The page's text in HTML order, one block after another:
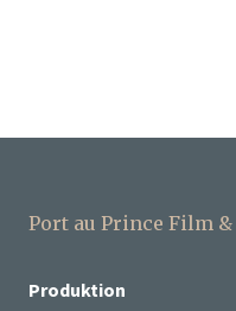
Port au Prince Film
Produktion